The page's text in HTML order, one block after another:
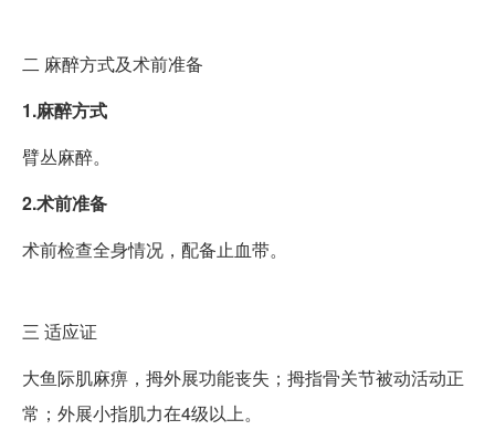
二 麻醉方式及术前准备
1.麻醉方式
臂丛麻醉。
2.术前准备
术前检查全身情况，配备止血带。
三 适应证
大鱼际肌麻痹，拇外展功能丧失；拇指骨关节被动活动正
常；外展小指肌力在4级以上。